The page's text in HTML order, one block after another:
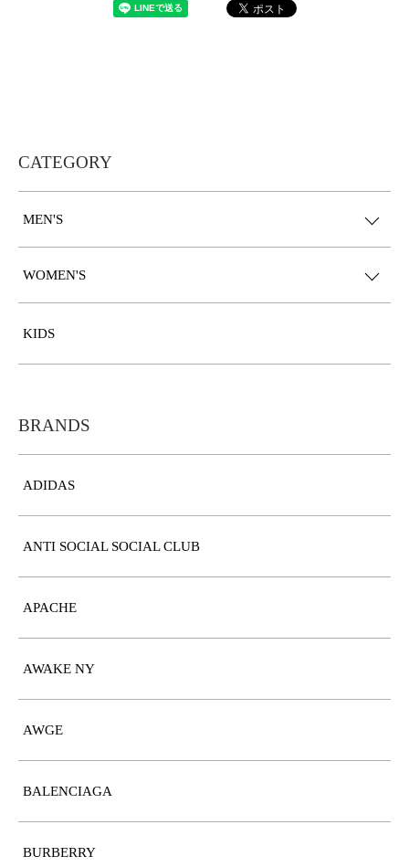
CATEGORY
MEN'S
WOMEN'S
KIDS
BRANDS
ADIDAS
ANTI SOCIAL SOCIAL CLUB
APACHE
AWAKE NY
AWGE
BALENCIAGA
BURBERRY